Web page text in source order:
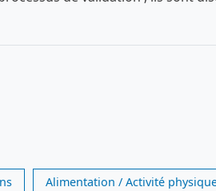
Alimentation / Activité